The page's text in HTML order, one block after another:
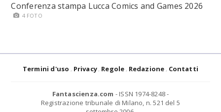
Conferenza stampa Lucca Comics and Games 2026
4 FOTO
Termini d'uso Privacy Regole Redazione Contatti
Fantascienza.com - ISSN 1974-8248 -
Registrazione tribunale di Milano, n. 521 del 5